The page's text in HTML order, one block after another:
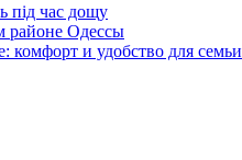
під час дощу
районе Одессы
комфорт и удобство для семьи